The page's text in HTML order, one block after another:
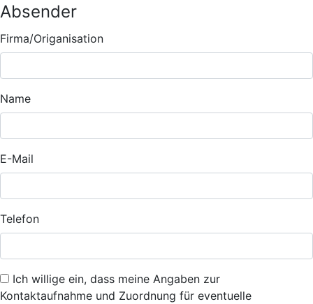
Absender
Firma/Origanisation
Name
E-Mail
Telefon
Ich willige ein, dass meine Angaben zur
Kontaktaufnahme und Zuordnung für eventuelle